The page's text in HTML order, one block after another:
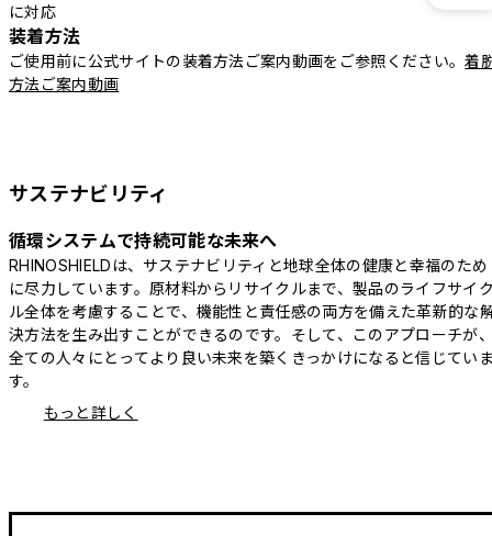
に対応
装着方法
ご使用前に公式サイトの装着方法ご案内動画をご参照ください。着
方法ご案内動画
サステナビリティ
循環システムで持続可能な未来へ
RHINOSHIELDは、サステナビリティと地球全体の健康と幸福のため
に尽力しています。原材料からリサイクルまで、製品のライフサイ
ル全体を考慮することで、機能性と責任感の両方を備えた革新的な
決方法を生み出すことができるのです。そして、このアプローチが
全ての人々にとってより良い未来を築くきっかけになると信じてい
す。
もっと詳しく